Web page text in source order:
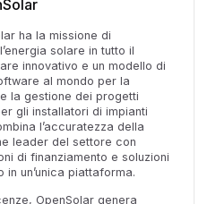
ha la missione di
solare in tutto il
innovativo e un modello di
al mondo per la
la gestione dei progetti
gli installatori di impianti
l’accuratezza della
leader del settore con
di finanziamento e soluzioni
un’unica piattaforma.
OpenSolar genera